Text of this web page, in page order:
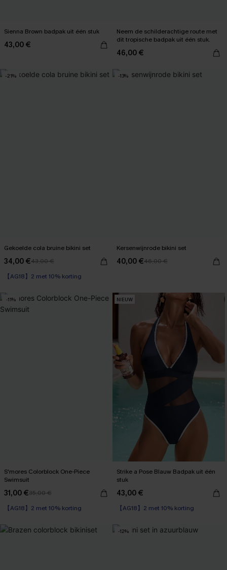
Sienna Brown badpak uit één stuk
43,00 €
Neem de schilderachtige route met
dit tropische badpak uit één stuk.
46,00 €
-21%
Gekoelde cola bruine bikini set
34,00 €43,00 €
【AG18】2 met 10% korting
High Waist
-13%
Kersenwijnrode bikini set
40,00 €46,00 €
-11%
S'mores Colorblock One-Piece
Swimsuit
31,00 €35,00 €
【AG18】2 met 10% korting
Sportief
NIEUW
Strike a Pose Blauw Badpak uit één
stuk
43,00 €
【AG18】2 met 10% korting
Sportief
-12%